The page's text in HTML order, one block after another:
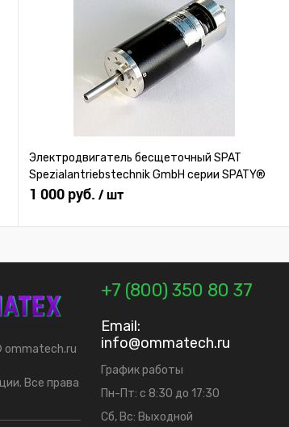
Электродвигатель бесщеточный SPAT
Spezialantriebstechnik GmbH серии SPATY®
1 000 руб. / шт
ommatech.ru
Все права
+7 (800) 350 80 37
Email:
info@ommatech.ru
График работы
Пн-Пт: с 8:30 до 17:30
Сб, Вс: Выходной